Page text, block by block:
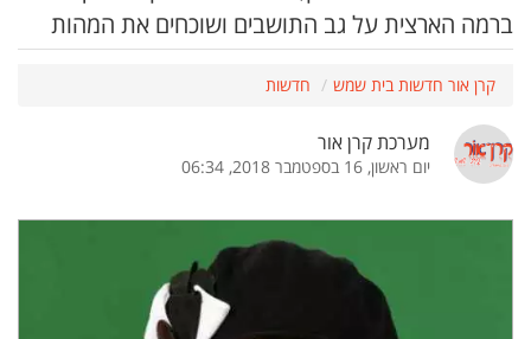
ברמה הארצית על גב התושבים ושוכחים את המהות
קרן אור חדשות בית שמש חדשות
מערכת קרן אור
יום ראשון, 16 בספטמבר 2018, 06:34